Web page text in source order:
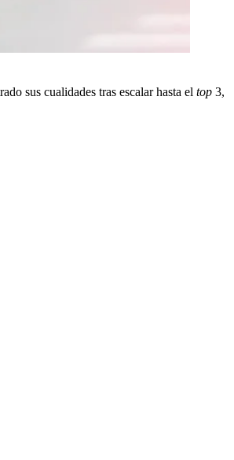
sus cualidades tras escalar hasta el top 3,